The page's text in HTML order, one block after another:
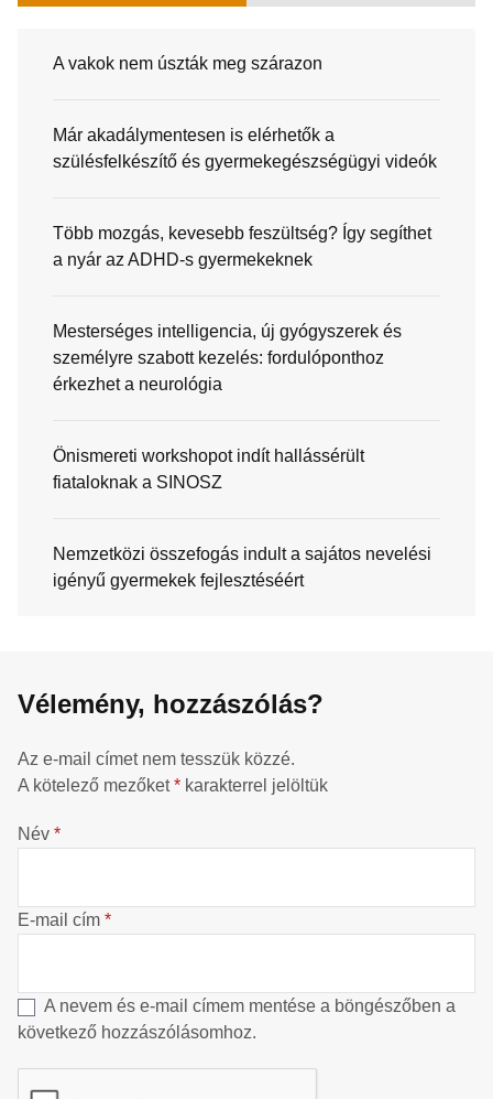
A vakok nem úszták meg szárazon
Már akadálymentesen is elérhetők a
szülésfelkészítő és gyermekegészségügyi videók
Több mozgás, kevesebb feszültség? Így segíthet
a nyár az ADHD-s gyermekeknek
Mesterséges intelligencia, új gyógyszerek és
személyre szabott kezelés: fordulóponthoz
érkezhet a neurológia
Önismereti workshopot indít hallássérült
fiataloknak a SINOSZ
Nemzetközi összefogás indult a sajátos nevelési
igényű gyermekek fejlesztéséért
Vélemény, hozzászólás?
Az e-mail címet nem tesszük közzé.
A kötelező mezőket* karakterrel jelöltük
Név *
E-mail cím *
A nevem és e-mail címem mentése a böngészőben a
következő hozzászólásomhoz.